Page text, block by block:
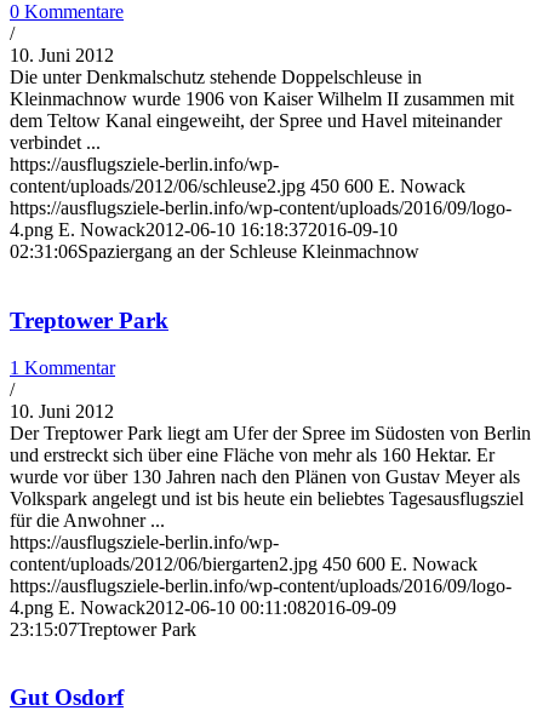
0 Kommentare
/
10. Juni 2012
Die unter Denkmalschutz stehende Doppelschleuse in
Kleinmachnow wurde 1906 von Kaiser Wilhelm II zusammen mit
dem Teltow Kanal eingeweiht, der Spree und Havel miteinander
verbindet ...
https://ausflugsziele-berlin.info/wp-
content/uploads/2012/06/schleuse2.jpg 450 600 E. Nowack
https://ausflugsziele-berlin.info/wp-content/uploads/2016/09/logo-
4.png E. Nowack2012-06-10 16:18:372016-09-10
02:31:06Spaziergang an der Schleuse Kleinmachnow
Treptower Park
1 Kommentar
/
10. Juni 2012
Der Treptower Park liegt am Ufer der Spree im Südosten von Berlin
und erstreckt sich über eine Fläche von mehr als 160 Hektar. Er
wurde vor über 130 Jahren nach den Plänen von Gustav Meyer als
Volkspark angelegt und ist bis heute ein beliebtes Tagesausflugsziel
für die Anwohner ...
https://ausflugsziele-berlin.info/wp-
content/uploads/2012/06/biergarten2.jpg 450 600 E. Nowack
https://ausflugsziele-berlin.info/wp-content/uploads/2016/09/logo-
4.png E. Nowack2012-06-10 00:11:082016-09-09
23:15:07Treptower Park
Gut Osdorf